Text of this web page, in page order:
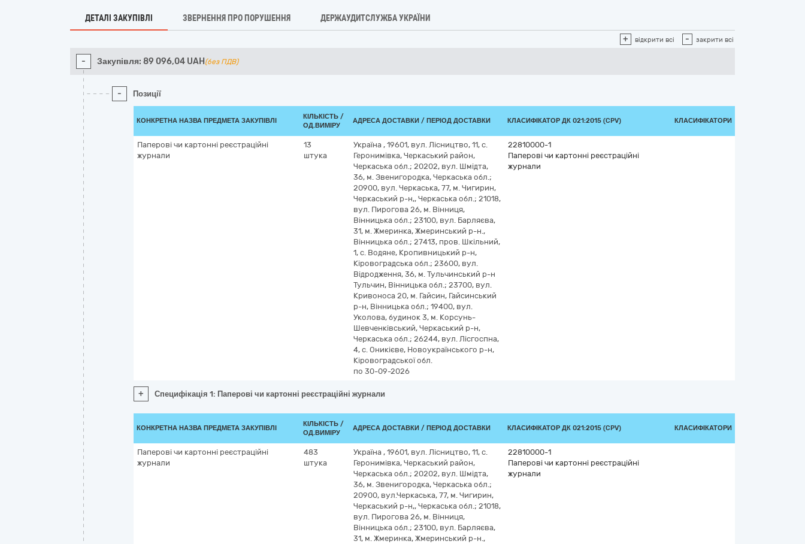
ДЕТАЛІ ЗАКУПІВЛІ ЗВЕРНЕННЯ ПРО ПОРУШЕННЯ ДЕРЖАУДИТСЛУЖБА УКРАЇНИ
+ відкрити всі - закрити всі
- Закупівля: 89 096,04 UAH (без ПДВ)
- Позиції
КОНКРЕТНА НАЗВА ПРЕДМЕТА ЗАКУПІВЛІ
КІЛЬКІСТЬ /
ОД.ВИМІРУ
АДРЕСА ДОСТАВКИ / ПЕРІОД ДОСТАВКИ КЛАСИФІКАТОР ДК 021:2015 (CPV) КЛАСИФІКАТОРИ
Паперові чи картонні реєстраційні
журнали
13
штука
Україна , 19601, вул. Лісництво, 11, с.
Геронимівка, Черкаський район,
Черкаська обл.; 20202, вул. Шмідта,
36, м. Звенигородка, Черкаська обл.;
20900, вул. Черкаська, 77, м. Чигирин,
Черкаський р-н,, Черкаська обл.; 21018,
вул. Пирогова 26, м. Вінниця,
Вінницька обл.; 23100, вул. Барляєва,
31, м. Жмеринка, Жмеринський р-н.,
Вінницька обл.; 27413, пров. Шкільний,
1, с. Водяне, Кропивницький р-н,
Кіровоградська обл.; 23600, вул.
Відродження, 36, м. Тульчинський р-н
Тульчин, Вінницька обл.; 23700, вул.
Кривоноса 20, м. Гайсин, Гайсинський
р-н, Вінницька обл.; 19400, вул.
Уколова, будинок 3, м. Корсунь-
Шевченківський, Черкаський р-н,
Черкаська обл.; 26244, вул. Лісгоспна,
4, с. Оникієве, Новоукраїнського р-н,
Кіровоградської обл.
по 30-09-2026
22810000-1
Паперові чи картонні реєстраційні
журнали
+ Специфікація 1: Паперові чи картонні реєстраційні журнали
КОНКРЕТНА НАЗВА ПРЕДМЕТА ЗАКУПІВЛІ
КІЛЬКІСТЬ /
ОД.ВИМІРУ
АДРЕСА ДОСТАВКИ / ПЕРІОД ДОСТАВКИ КЛАСИФІКАТОР ДК 021:2015 (CPV) КЛАСИФІКАТОРИ
Паперові чи картонні реєстраційні
журнали
483
штука
Україна , 19601, вул. Лісництво, 11, с.
Геронимівка, Черкаський район,
Черкаська обл.; 20202, вул. Шмідта,
36, м. Звенигородка, Черкаська обл.;
20900, вул.Черкаська, 77, м. Чигирин,
Черкаський р-н,, Черкаська обл.; 21018,
вул. Пирогова 26, м. Вінниця,
Вінницька обл.; 23100, вул. Барляєва,
31, м. Жмеринка, Жмеринський р-н.,
22810000-1
Паперові чи картонні реєстраційні
журнали